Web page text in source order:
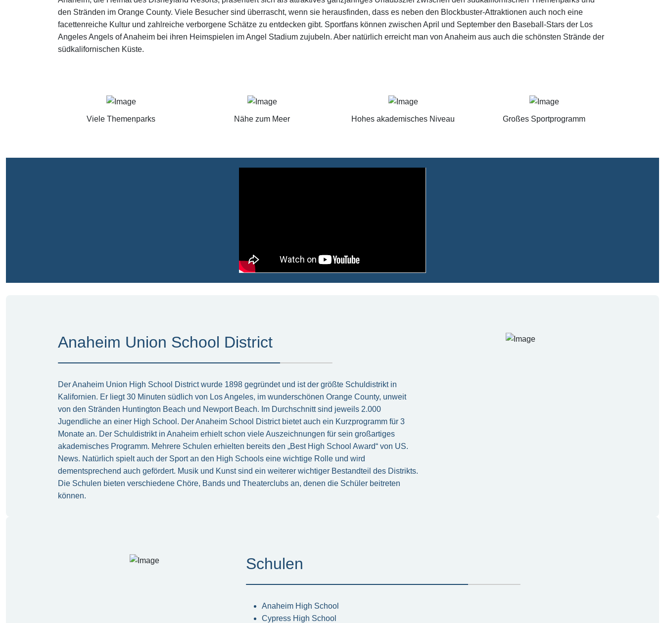
den Stränden im Orange County. Viele Besucher sind überrascht, wenn sie herausfinden, dass es neben den Blockbuster-Attraktionen auch noch eine
facettenreiche Kultur und zahlreiche verborgene Schätze zu entdecken gibt. Sportfans können zwischen April und September den Baseball-Stars der Los
Angeles Angels of Anaheim bei ihren Heimspielen im Angel Stadium zujubeln. Aber natürlich erreicht man von Anaheim aus auch die schönsten Strände der
südkalifornischen Küste.
Viele Themenparks Nähe zum Meer Hohes akademisches Niveau Großes Sportprogramm
Anaheim Union School District
Der Anaheim Union High School District wurde 1898 gegründet und ist der größte Schuldistrikt in
Kalifornien. Er liegt 30 Minuten südlich von Los Angeles, im wunderschönen Orange County, unweit
von den Stränden Huntington Beach und Newport Beach. Im Durchschnitt sind jeweils 2.000
Jugendliche an einer High School. Der Anaheim School District bietet auch ein Kurzprogramm für 3
Monate an. Der Schuldistrikt in Anaheim erhielt schon viele Auszeichnungen für sein großartiges
akademisches Programm. Mehrere Schulen erhielten bereits den „Best High School Award“ von US.
News. Natürlich spielt auch der Sport an den High Schools eine wichtige Rolle und wird
dementsprechend auch gefördert. Musik und Kunst sind ein weiterer wichtiger Bestandteil des Distrikts.
Die Schulen bieten verschiedene Chöre, Bands und Theaterclubs an, denen die Schüler beitreten
können.
Schulen
Anaheim High School
Cypress High School